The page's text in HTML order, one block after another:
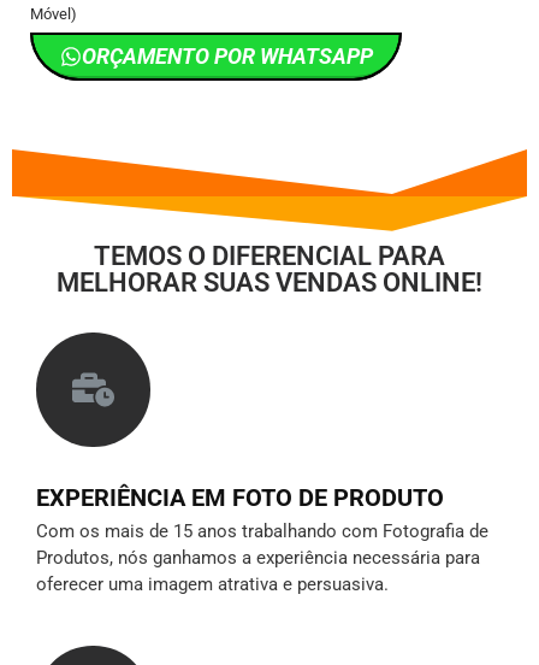
Móvel)
ORÇAMENTO POR WHATSAPP
TEMOS O DIFERENCIAL PARA
MELHORAR SUAS VENDAS ONLINE!
EXPERIÊNCIA EM FOTO DE PRODUTO
Com os mais de 15 anos trabalhando com Fotografia de
Produtos, nós ganhamos a experiência necessária para
oferecer uma imagem atrativa e persuasiva.